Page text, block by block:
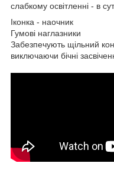
слабкому освітленні - в
Іконка - наочник
Гумові наглазники
Забезпечують щільний
виключаючи бічні